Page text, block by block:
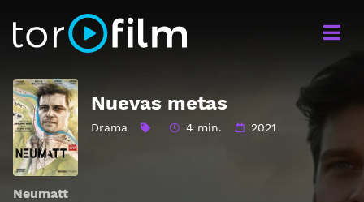
Nuevas metas
Drama 4 min. 2021
Neumatt